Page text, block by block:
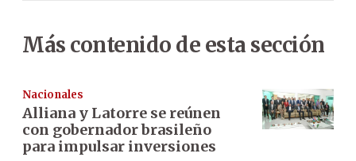
Más contenido de esta sección
Nacionales
Alliana y Latorre se reúnen
con gobernador brasileño
para impulsar inversiones